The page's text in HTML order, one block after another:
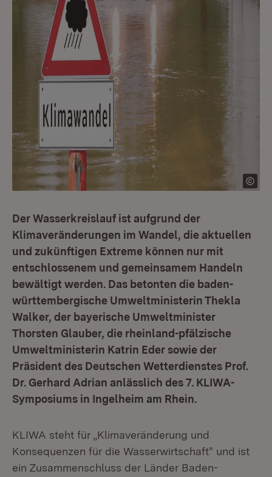
Der Wasserkreislauf ist aufgrund der
Klimaveränderungen im Wandel, die aktuellen
und zukünftigen Extreme können nur mit
entschlossenem und gemeinsamem Handeln
bewältigt werden. Das betonten die baden-
württembergische Umweltministerin Thekla
Walker, der bayerische Umweltminister
Thorsten Glauber, die rheinland-pfälzische
Umweltministerin Katrin Eder sowie der
Präsident des Deutschen Wetterdienstes Prof.
Dr. Gerhard Adrian anlässlich des 7. KLIWA-
Symposiums in Ingelheim am Rhein.
KLIWA steht für „Klimaveränderung und
Konsequenzen für die Wasserwirtschaft" und ist
ein Zusammenschluss der Länder Baden-